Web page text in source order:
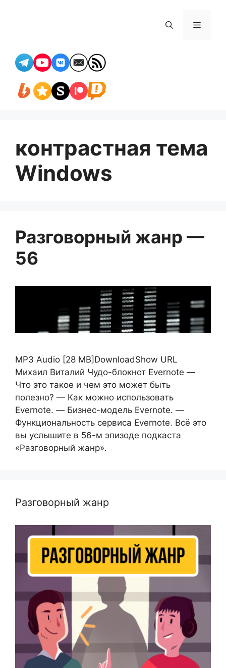
Меню
контрастная тема
Windows
Разговорный жанр —
56
MP3 Audio [28 MB]DownloadShow URL
Михаил Виталий Чудо-блокнот Evernote —
Что это такое и чем это может быть
полезно? — Как можно использовать
Evernote. — Бизнес-модель Evernote. —
Функциональность сервиса Evernote. Всё это
вы услышите в 56-м эпизоде подкаста
«Разговорный жанр».
Разговорный жанр